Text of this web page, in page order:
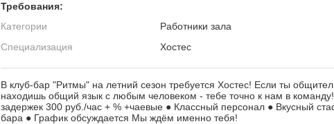
Требования:
Категории
Работники зала
Специализация
Хостес
В клуб-бар "Ритмы" на летний сезон требуется Хостес! Если ты
находишь общий язык с любым человеком - тебе точно к нам в
задержек 300 руб./час + % +чаевые ● Классный персонал ● Вкусный
бара ● График обсуждается Мы ждём именно тебя!